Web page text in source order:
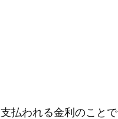
払われる金利のことで